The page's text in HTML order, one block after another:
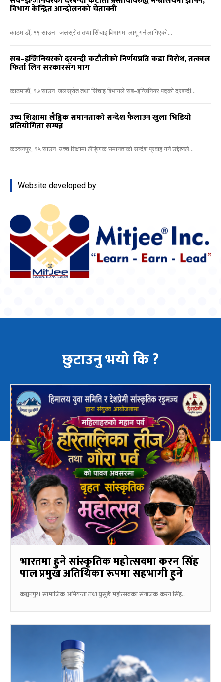
विभाग केन्द्रित आन्दोलनको चेतावनी
काठमाडौं, १९ साउन जलस्रोत तथा सिँचाइ विभागमा लागू गर्न लागिएको...
सब–इन्जिनियरको दरबन्दी कटौतीको निर्णयप्रति कडा विरोध, तत्काल
फिर्ता लिन सरकारसँग माग
काठमाडौं, १७ साउन जलस्रोत तथा सिंचाइ विभागले सब–इन्जिनियर पदको दरबन्दी...
उच्च शिक्षामा लैङ्गिक समानताको सन्देश फैलाउन खुला भिडियो
प्रतियोगिता सम्पन्न
कञ्चनपुर, १५ साउन उच्च शिक्षामा लैङ्गिक समानताको सन्देश प्रवाह गर्ने उद्देश्यले...
Website developed by:
छुटाउनु भयो कि ?
भारतमा हुने सांस्कृतिक महोत्सवमा करन सिंह
पाल प्रमुख अतिथिका रूपमा सहभागी हुने
कञ्चनपुर। सामाजिक अभियन्ता तथा घुसुडी महोत्सवका संयोजक करन सिंह...